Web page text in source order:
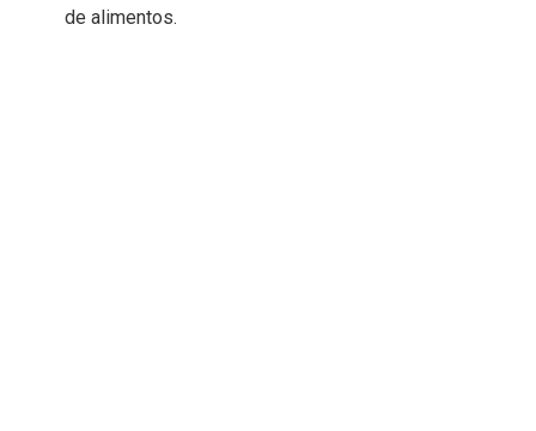
de alimentos.